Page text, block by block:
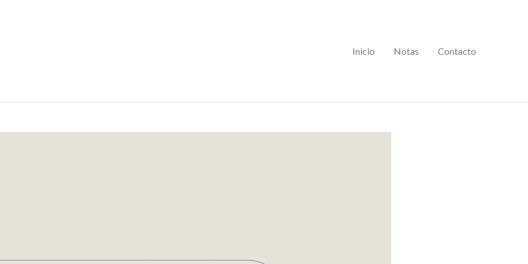
Inicio Notas Contacto